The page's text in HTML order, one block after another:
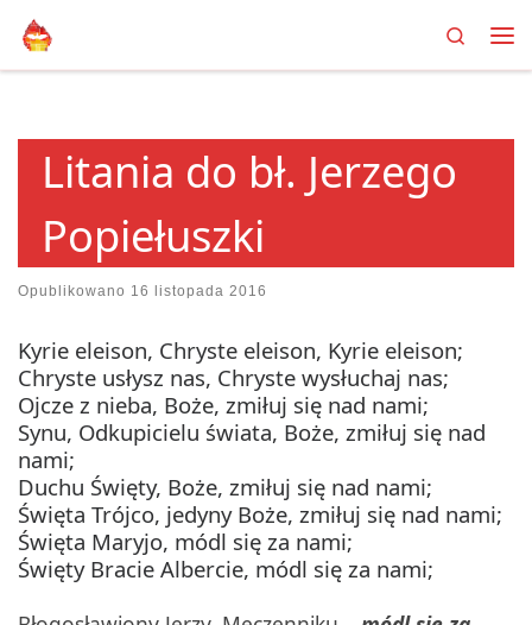
Przejdź do treści
Search
Litania do bł. Jerzego
Popiełuszki
Opublikowano 16 listopada 2016
Kyrie eleison, Chryste eleison, Kyrie eleison;
Chryste usłysz nas, Chryste wysłuchaj nas;
Ojcze z nieba, Boże, zmiłuj się nad nami;
Synu, Odkupicielu świata, Boże, zmiłuj się nad
nami;
Duchu Święty, Boże, zmiłuj się nad nami;
Święta Trójco, jedyny Boże, zmiłuj się nad nami;
Święta Maryjo, módl się za nami;
Święty Bracie Albercie, módl się za nami;